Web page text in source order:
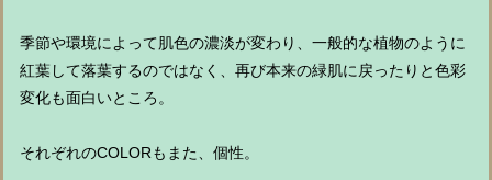
季節や環境によって肌色の濃淡が変わり、一般的な植物のように
紅葉して落葉するのではなく、再び本来の緑肌に戻ったりと色彩
変化も面白いところ。
それぞれのCOLORもまた、個性。